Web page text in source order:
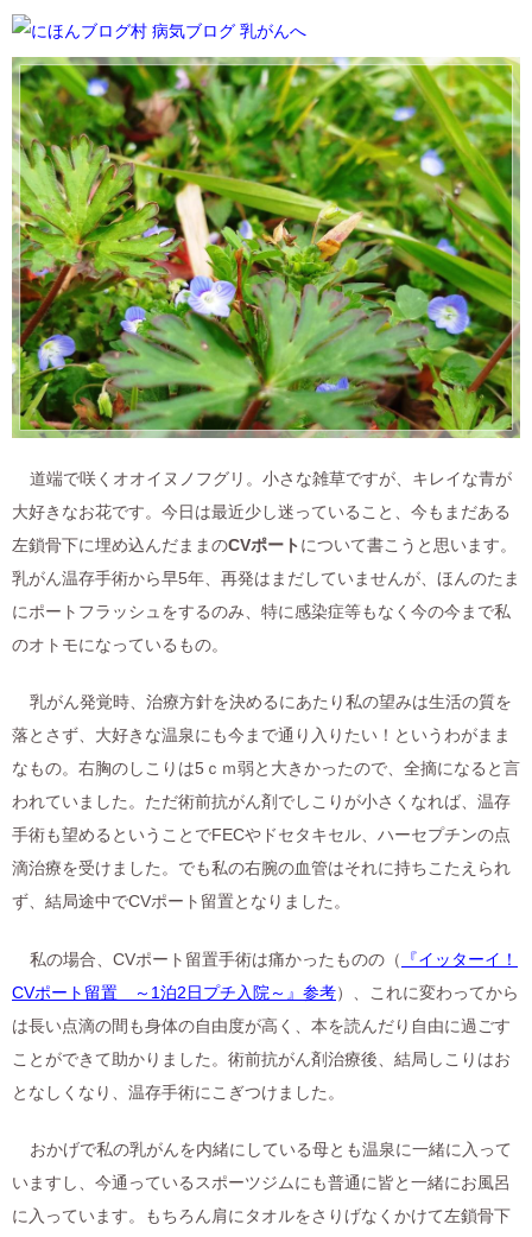
道端で咲くオオイヌノフグリ。小さな雑草ですが、キレイな青が
大好きなお花です。今日は最近少し迷っていること、今もまだある
左鎖骨下に埋め込んだままのCVポートについて書こうと思います。
乳がん温存手術から早5年、再発はまだしていませんが、ほんのたま
にポートフラッシュをするのみ、特に感染症等もなく今の今まで私
のオトモになっているもの。
乳がん発覚時、治療方針を決めるにあたり私の望みは生活の質を
落とさず、大好きな温泉にも今まで通り入りたい！というわがまま
なもの。右胸のしこりは5ｃｍ弱と大きかったので、全摘になると言
われていました。ただ術前抗がん剤でしこりが小さくなれば、温存
手術も望めるということでFECやドセタキセル、ハーセプチンの点
滴治療を受けました。でも私の右腕の血管はそれに持ちこたえられ
ず、結局途中でCVポート留置となりました。
私の場合、CVポート留置手術は痛かったものの（
『イッターイ！
CVポート留置 ～1泊2日プチ入院～』参考）、これに変わってから
は長い点滴の間も身体の自由度が高く、本を読んだり自由に過ごす
ことができて助かりました。術前抗がん剤治療後、結局しこりはお
となしくなり、温存手術にこぎつけました。
おかげで私の乳がんを内緒にしている母とも温泉に一緒に入って
いますし、今通っているスポーツジムにも普通に皆と一緒にお風呂
に入っています。もちろん肩にタオルをさりげなくかけて左鎖骨下